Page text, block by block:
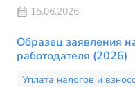
15.06.2026
Образец заявления
работодателя (2026)
Уплата налогов и